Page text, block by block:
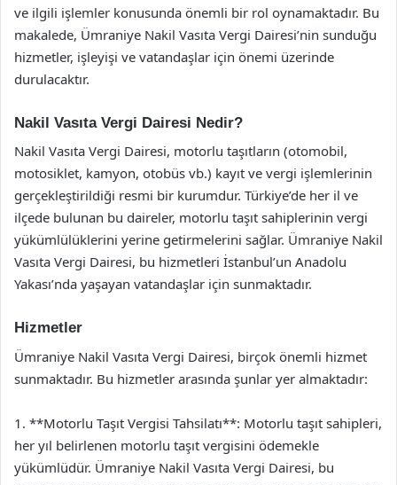
ve ilgili işlemler konusunda önemli bir rol oynamaktadır. Bu
makalede, Ümraniye Nakil Vasıta Vergi Dairesi’nin sunduğu
hizmetler, işleyişi ve vatandaşlar için önemi üzerinde
durulacaktır.
Nakil Vasıta Vergi Dairesi Nedir?
Nakil Vasıta Vergi Dairesi, motorlu taşıtların (otomobil,
motosiklet, kamyon, otobüs vb.) kayıt ve vergi işlemlerinin
gerçekleştirildiği resmi bir kurumdur. Türkiye’de her il ve
ilçede bulunan bu daireler, motorlu taşıt sahiplerinin vergi
yükümlülüklerini yerine getirmelerini sağlar. Ümraniye Nakil
Vasıta Vergi Dairesi, bu hizmetleri İstanbul’un Anadolu
Yakası’nda yaşayan vatandaşlar için sunmaktadır.
Hizmetler
Ümraniye Nakil Vasıta Vergi Dairesi, birçok önemli hizmet
sunmaktadır. Bu hizmetler arasında şunlar yer almaktadır:
1. **Motorlu Taşıt Vergisi Tahsilatı**: Motorlu taşıt sahipleri,
her yıl belirlenen motorlu taşıt vergisini ödemekle
yükümlüdür. Ümraniye Nakil Vasıta Vergi Dairesi, bu